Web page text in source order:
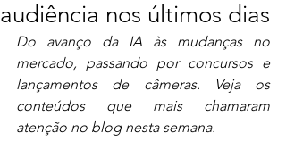
audiência nos últimos dias
Do avanço da IA às mudanças no
mercado, passando por concursos e
lançamentos de câmeras. Veja os
conteúdos que mais chamaram
atenção no blog nesta semana.